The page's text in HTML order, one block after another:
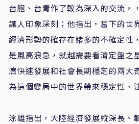
台胞、台青作了較為深入的交流，
讓人印象深刻；他指出，當下的世
經濟形勢的確存在諸多的不確定性
是風高浪急，就越需要看清定盤之
濟快速發展和社會長期穩定的兩大
為這個變局中的世界帶來穩定性、
涂雄指出，大陸經濟發展縱深長、